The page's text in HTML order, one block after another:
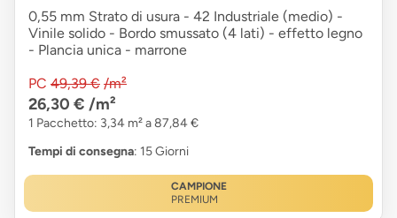
0,55 mm Strato di usura - 42 Industriale (medio) -
Vinile solido - Bordo smussato (4 lati) - effetto legno
- Plancia unica - marrone
PC 49,39 € /m²
26,30 € /m²
1 Pacchetto: 3,34 m² a 87,84 €
Tempi di consegna: 15 Giorni
CAMPIONE
PREMIUM